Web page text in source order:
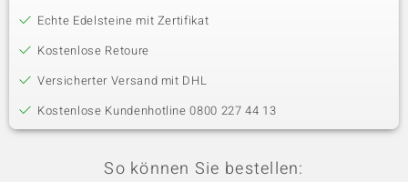
Echte Edelsteine mit Zertifikat
Kostenlose Retoure
Versicherter Versand mit DHL
Kostenlose Kundenhotline 0800 227 44 13
So können Sie bestellen: